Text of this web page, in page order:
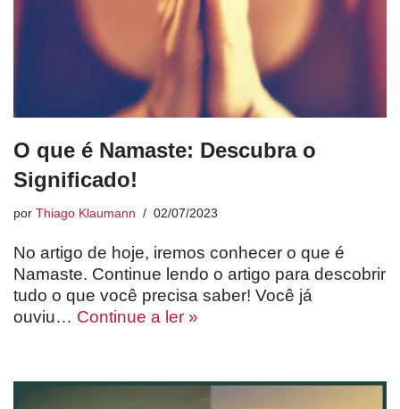
O que é Namaste: Descubra o
Significado!
por Thiago Klaumann 02/07/2023
No artigo de hoje, iremos conhecer o que é
Namaste. Continue lendo o artigo para descobrir
tudo o que você precisa saber! Você já
ouviu… Continue a ler »